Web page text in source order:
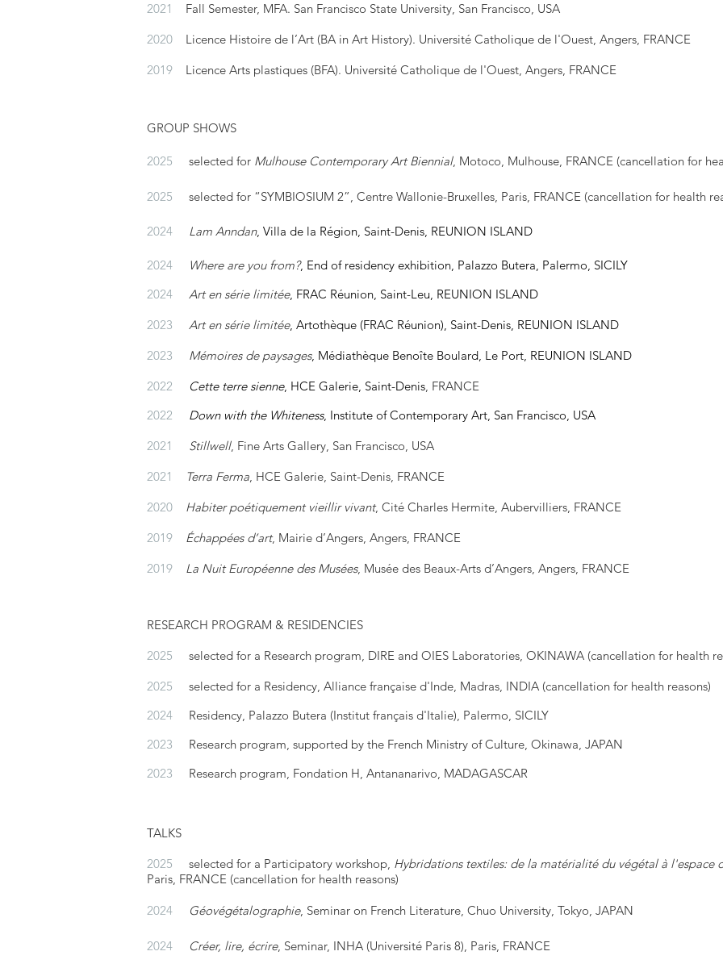
2021
Fall Semester, MFA. San Francisco State University, San Francisco, USA
2020
Licence Histoire de l’Art (BA in Art History). Université Catholique de l'Ouest, Angers, FRANCE
2019
Licence Arts plastiques (BFA). Université Catholique de l'Ouest, Angers, FRANCE
GROUP SHOWS
2025 selected for Mulhouse Contemporary Art Biennial, Motoco, Mulhouse, FRANCE (cancellation for
2025 selected for “SYMBIOSIUM 2”, Centre Wallonie-Bruxelles, Paris, FRANCE (cancellation for health
2024 Lam Anndan, Villa de la Région, Saint-Denis, REUNION ISLAND
2024 Where are you from?, End of residency exhibition, Palazzo Butera, Palermo, SICILY
2024
Art en série limitée, FRAC Réunion, Saint-Leu, REUNION ISLAND
2023
Art en série limitée, Artothèque (FRAC Réunion), Saint-Denis, REUNION ISLAND
2023
Mémoires de paysages, Médiathèque Benoîte Boulard, Le Port, REUNION ISLAND
2022
Cette terre sienne, HCE Galerie, Saint-Denis, FRANCE
2022
Down with the Whiteness, Institute of Contemporary Art, San Francisco, USA
2021
Stillwell, Fine Arts Gallery, San Francisco, USA
2021
Terra Ferma, HCE Galerie, Saint-Denis, FRANCE
2020 Habiter poétiquement vieillir vivant, Cité Charles Hermite, Aubervilliers, FRANCE
2019
Échappées d’art, Mairie d’Angers, Angers, FRANCE
2019
La Nuit Européenne des Musées, Musée des Beaux-Arts d’Angers, Angers, FRANCE
RESEARCH PROGRAM & RESIDENCIES
2025
selected for a Research program, DIRE and OIES Laboratories, OKINAWA (cancellation for health
2025
selected for a Residency, Alliance française d'Inde, Madras, INDIA (cancellation for health reasons)
2024
Residency, Palazzo Butera (Institut français d'Italie), Palermo, SICILY
2023
Research program, supported by the French Ministry of Culture, Okinawa, JAPAN
2023
Research program, Fondation H, Antananarivo, MADAGASCAR
TALKS
2025
selected for a Participatory workshop, Hybridations textiles: de la matérialité du végétal à l'espace
Paris, FRANCE (cancellation for health reasons)
2024 Géovégétalographie, Seminar on French Literature, Chuo University, Tokyo, JAPAN
2024 Créer, lire, écrire, Seminar, INHA (Université Paris 8), Paris, FRANCE